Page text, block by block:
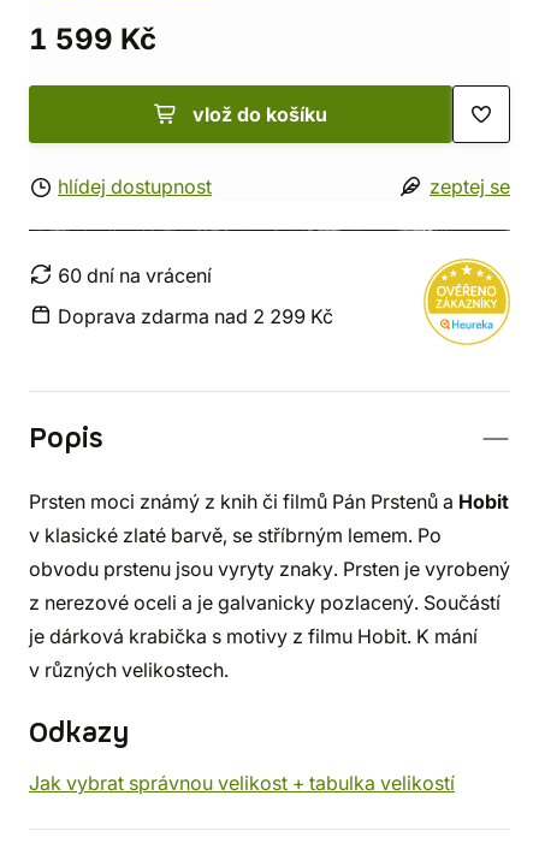
1 599 Kč
vlož do košíku
hlídej dostupnost zeptej se
60 dní na vrácení
Doprava zdarma nad 2 299 Kč
Popis
Prsten moci známý z knih či filmů Pán Prstenů a Hobit
v klasické zlaté barvě, se stříbrným lemem. Po
obvodu prstenu jsou vyryty znaky. Prsten je vyrobený
z nerezové oceli a je galvanicky pozlacený. Součástí
je dárková krabička s motivy z filmu Hobit. K mání
v různých velikostech.
Odkazy
Jak vybrat správnou velikost + tabulka velikostí